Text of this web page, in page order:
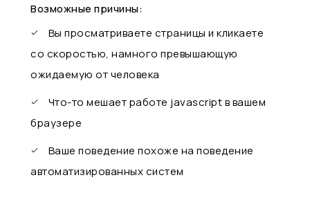
Возможные причины:
Вы просматриваете страницы и кликаете
со скоростью, намного превышающую
ожидаемую от человека
Что-то мешает работе javascript в вашем
браузере
Ваше поведение похоже на поведение
автоматизированных систем